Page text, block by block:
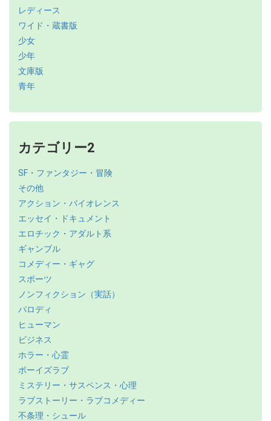
レディース
ワイド・蔵書版
少女
少年
文庫版
青年
カテゴリー2
SF・ファンタジー・冒険
その他
アクション・バイオレンス
エッセイ・ドキュメント
エロチック・アダルト系
ギャンブル
コメディー・ギャグ
スポーツ
ノンフィクション（実話）
パロディ
ヒューマン
ビジネス
ホラー・心霊
ボーイズラブ
ミステリー・サスペンス・心理
ラブストーリー・ラブコメディー
不条理・シュール